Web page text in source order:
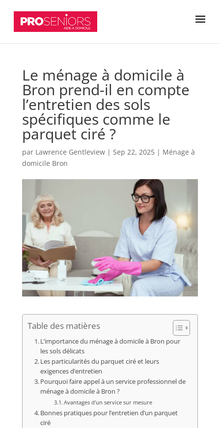
Le ménage à domicile à
Bron prend-il en compte
l’entretien des sols
spécifiques comme le
parquet ciré ?
par Lawrence Gentleview| Sep 22, 2025| Ménage à
domicile Bron
Table des matières
L’importance du ménage à domicile à Bron pour
les sols délicats
Les particularités du parquet ciré et leurs
exigences d’entretien
Pourquoi faire appel à un service professionnel de
ménage à domicile à Bron ?
Avantages d’un service sur mesure
Bonnes pratiques pour l’entretien d’un parquet
ciré